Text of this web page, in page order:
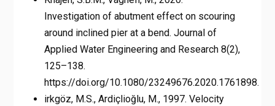
Investigation of abutment effect on scouring
around inclined pier at a bend. Journal of
Applied Water Engineering and Research 8(2),
125–138.
https://doi.org/10.1080/23249676.2020.1761898.
irkgöz, M.S., Ardiçlioğlu, M., 1997. Velocity